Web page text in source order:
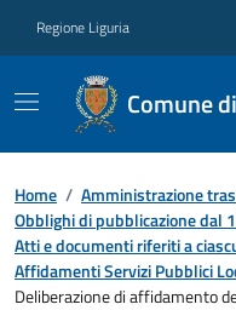
Regione Liguria
Comune
Home / Amministrazione
Obblighi di pubblicazione dal
Atti e documenti riferiti a
Affidamenti Servizi Pubblici
Deliberazione di affidamento